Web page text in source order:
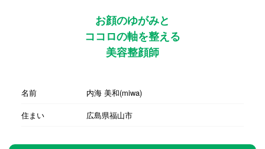
お顔のゆがみと
ココロの軸を整える
美容整顔師
名前
内海 美和(miwa)
住まい
広島県福山市